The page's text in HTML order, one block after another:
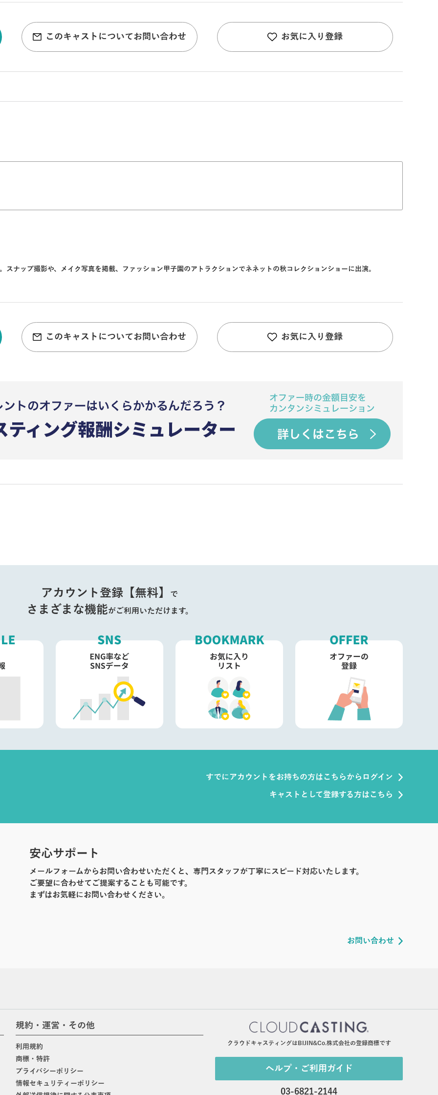
このキャストについてお問い合わせ お気に入り登録
スナップ撮影や、メイク写真を掲載、ファッション甲子園のアトラクションでネネットの秋コレクションショーに出演。
このキャストについてお問い合わせ お気に入り登録
アカウント登録【無料】 で
さまざまな機能がご利用いただけます。
すでにアカウントをお持ちの方はこちらからログイン
キャストとして登録する方はこちら
安心サポート
メールフォームからお問い合わせいただくと、専門スタッフが丁寧にスピード対応いたします。
ご要望に合わせてご提案することも可能です。
まずはお気軽にお問い合わせください。
お問い合わせ
規約・運営・その他
利用規約
商標・特許
プライバシーポリシー
情報セキュリティーポリシー
クラウドキャスティングはBIJIN&Co.株式会社の登録商標です
ヘルプ・ご利用ガイド
03-6821-2144